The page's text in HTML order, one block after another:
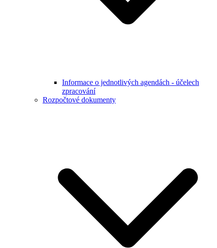
Informace o jednotlivých agendách - účelech
zpracování
Rozpočtové dokumenty